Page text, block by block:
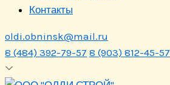
Контакты
oldi.obninsk@mail.ru
8 (484) 392-79-57 8 (903) 812-45-57